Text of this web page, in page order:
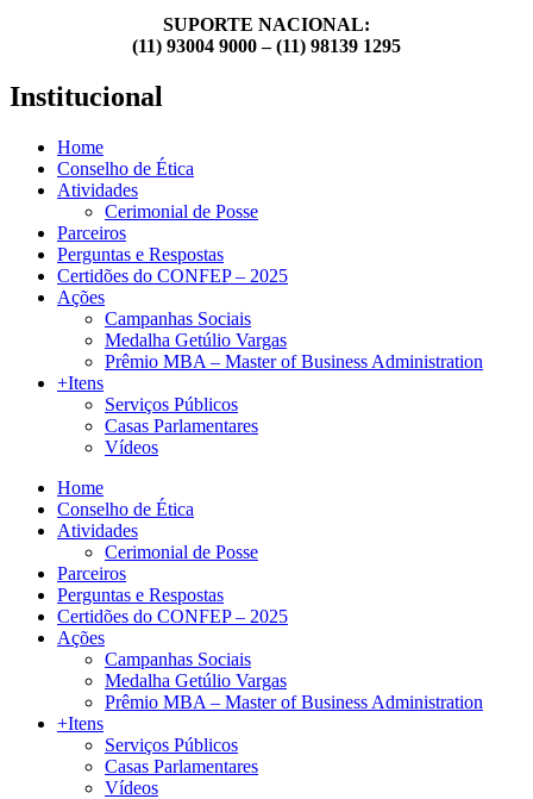
SUPORTE NACIONAL:
(11) 93004 9000 – (11) 98139 1295
Institucional
Home
Conselho de Ética
Atividades
Cerimonial de Posse
Parceiros
Perguntas e Respostas
Certidões do CONFEP – 2025
Ações
Campanhas Sociais
Medalha Getúlio Vargas
Prêmio MBA – Master of Business Administration
+Itens
Serviços Públicos
Casas Parlamentares
Vídeos
Home
Conselho de Ética
Atividades
Cerimonial de Posse
Parceiros
Perguntas e Respostas
Certidões do CONFEP – 2025
Ações
Campanhas Sociais
Medalha Getúlio Vargas
Prêmio MBA – Master of Business Administration
+Itens
Serviços Públicos
Casas Parlamentares
Vídeos